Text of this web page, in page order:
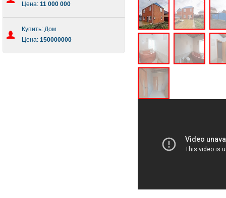
Цена: 11 000 000
Купить: Дом
Цена: 150000000